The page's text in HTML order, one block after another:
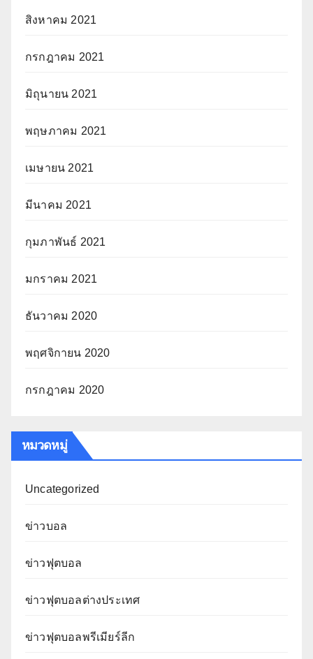
สิงหาคม 2021
กรกฎาคม 2021
มิถุนายน 2021
พฤษภาคม 2021
เมษายน 2021
มีนาคม 2021
กุมภาพันธ์ 2021
มกราคม 2021
ธันวาคม 2020
พฤศจิกายน 2020
กรกฎาคม 2020
หมวดหมู่
Uncategorized
ข่าวบอล
ข่าวฟุตบอล
ข่าวฟุตบอลต่างประเทศ
ข่าวฟุตบอลพรีเมียร์ลีก